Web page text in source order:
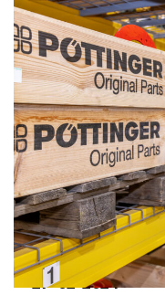
27-02-2024